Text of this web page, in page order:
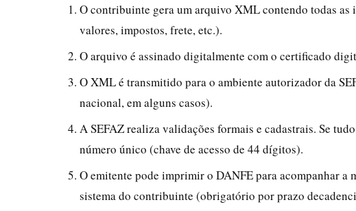
O contribuinte gera um arquivo XML contendo todas
valores, impostos, frete, etc.).
O arquivo é assinado digitalmente com o certificado
O XML é transmitido para o ambiente autorizador da
nacional, em alguns casos).
A SEFAZ realiza validações formais e cadastrais. Se
número único (chave de acesso de 44 dígitos).
O emitente pode imprimir o DANFE para acompanhar
sistema do contribuinte (obrigatório por prazo